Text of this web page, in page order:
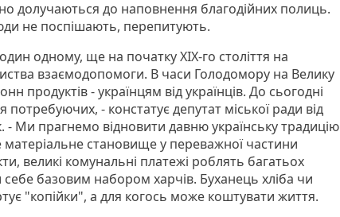
долучаються до наповнення благодійних полиць.
не поспішають, перепитують.
одному, ще на початку XIX-го століття на
взаємодопомоги. В часи Голодомору на Велику
продуктів - українцям від українців. До сьогодні
- констатує депутат міської ради від
- Ми прагнемо відновити давню українську традицію
становище у переважної частини
великі комунальні платежі роблять багатьох
базовим набором харчів. Буханець хліба чи
"копійки", а для когось може коштувати життя.